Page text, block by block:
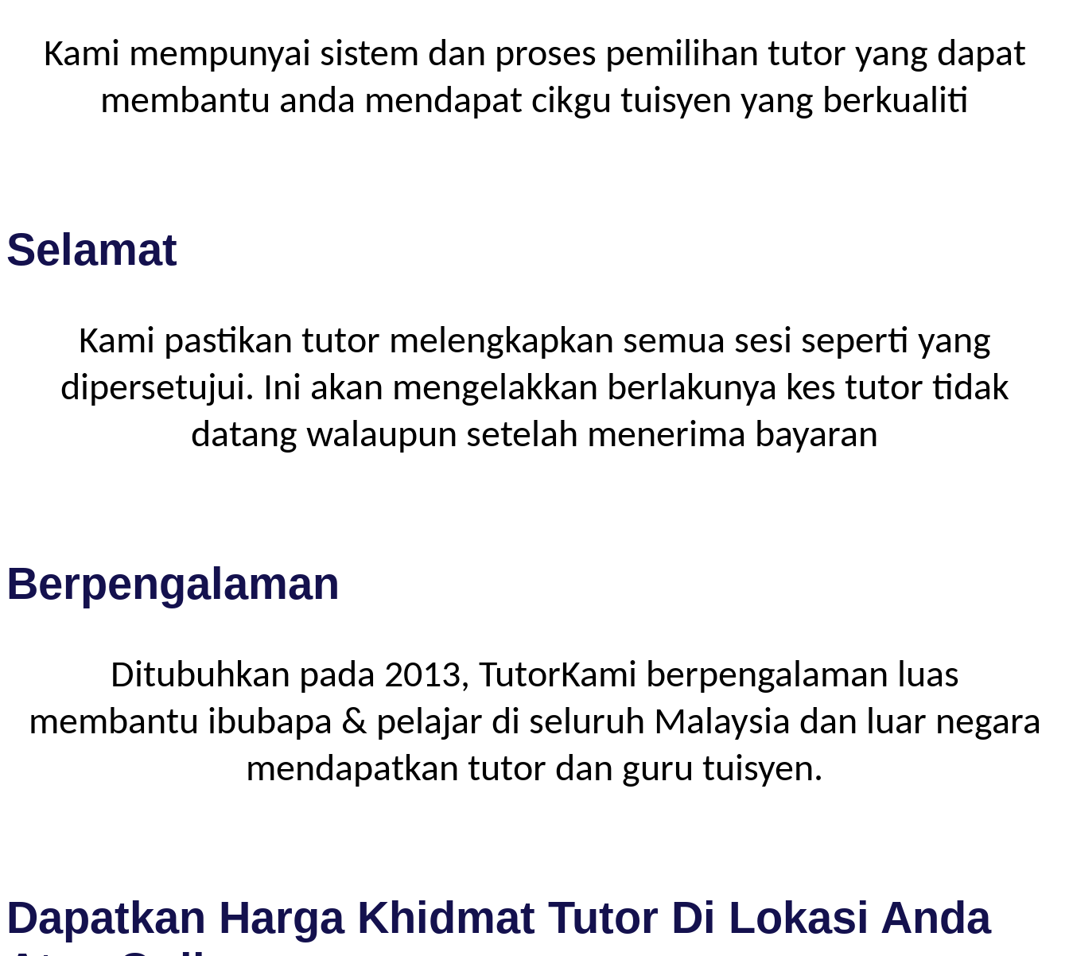
Kami mempunyai sistem dan proses pemilihan tutor yang dapat
membantu anda mendapat cikgu tuisyen yang berkualiti
Selamat
Kami pastikan tutor melengkapkan semua sesi seperti yang
dipersetujui. Ini akan mengelakkan berlakunya kes tutor tidak
datang walaupun setelah menerima bayaran
Berpengalaman
Ditubuhkan pada 2013, TutorKami berpengalaman luas
membantu ibubapa & pelajar di seluruh Malaysia dan luar negara
mendapatkan tutor dan guru tuisyen.
Dapatkan Harga Khidmat Tutor Di Lokasi Anda